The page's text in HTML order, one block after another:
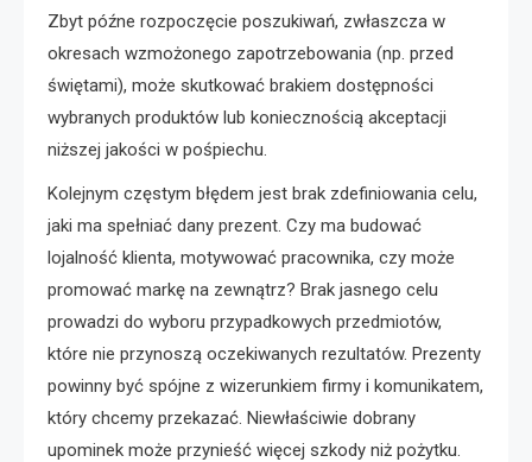
Zbyt późne rozpoczęcie poszukiwań, zwłaszcza w
okresach wzmożonego zapotrzebowania (np. przed
świętami), może skutkować brakiem dostępności
wybranych produktów lub koniecznością akceptacji
niższej jakości w pośpiechu.
Kolejnym częstym błędem jest brak zdefiniowania celu,
jaki ma spełniać dany prezent. Czy ma budować
lojalność klienta, motywować pracownika, czy może
promować markę na zewnątrz? Brak jasnego celu
prowadzi do wyboru przypadkowych przedmiotów,
które nie przynoszą oczekiwanych rezultatów. Prezenty
powinny być spójne z wizerunkiem firmy i komunikatem,
który chcemy przekazać. Niewłaściwie dobrany
upominek może przynieść więcej szkody niż pożytku.